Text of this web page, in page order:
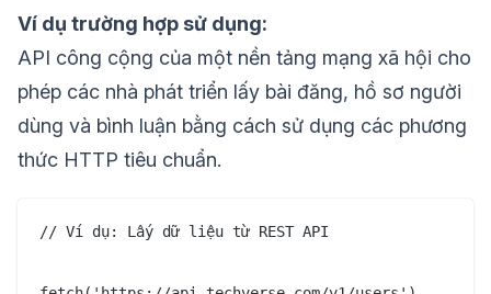
Ví dụ trường hợp sử dụng:
API công cộng của một nền tảng mạng xã hội cho
phép các nhà phát triển lấy bài đăng, hồ sơ người
dùng và bình luận bằng cách sử dụng các phương
thức HTTP tiêu chuẩn.
// Ví dụ: Lấy dữ liệu từ REST API